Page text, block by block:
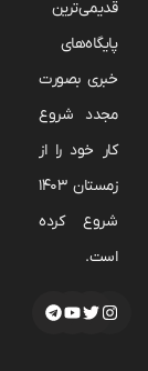
قدیمی‌ترین
پایگاه‌های
خبری بصورت
مجدد شروع
کار خود را از
زمستان 1403
شروع کرده
است.